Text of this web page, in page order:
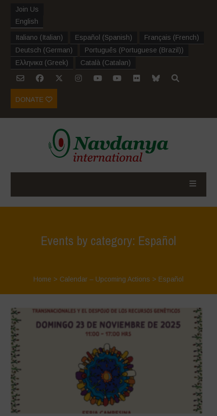
Join Us
English
Italiano (Italian) Español (Spanish) Français (French)
Deutsch (German) Português (Portuguese (Brazil))
Ελληνικα (Greek) Català (Catalan)
DONATE
Events by category: Español
Home > Calendar – Upcoming Actions > Español